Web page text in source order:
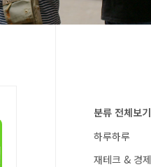
분류 전체보기
하루하루
재테크 & 경제